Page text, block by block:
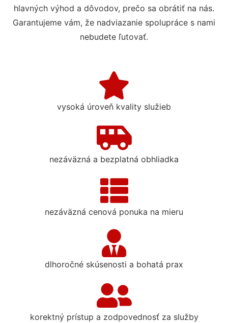
hlavných výhod a dôvodov, prečo sa obrátiť na nás.
Garantujeme vám, že nadviazanie spolupráce s nami
nebudete ľutovať.
vysoká úroveň kvality služieb
nezáväzná a bezplatná obhliadka
nezáväzná cenová ponuka na mieru
dlhoročné skúsenosti a bohatá prax
korektný prístup a zodpovednosť za služby